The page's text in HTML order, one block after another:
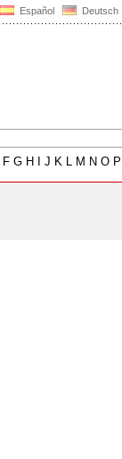
Español Deutsch
F G H J K L M N O P